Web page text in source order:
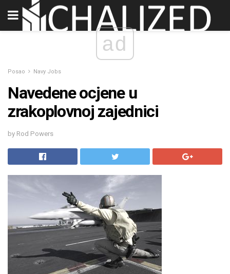
ad
Posao Navy Jobs
Navedene ocjene u
zrakoplovnoj zajednici
by Rod Powers